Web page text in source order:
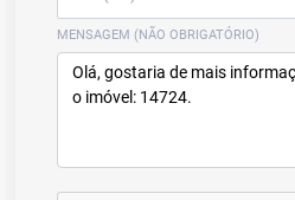
MENSAGEM (NÃO OBRIGATÓRIO)